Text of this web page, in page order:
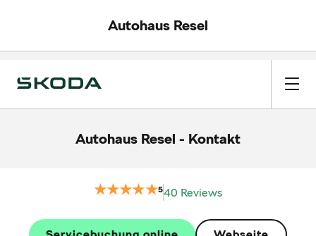
Autohaus Resel
Autohaus Resel - Kontakt
540 Reviews